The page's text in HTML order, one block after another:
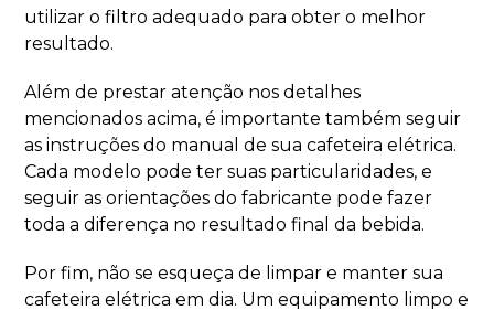
utilizar o filtro adequado para obter o melhor
resultado.
Além de prestar atenção nos detalhes
mencionados acima, é importante também seguir
as instruções do manual de sua cafeteira elétrica.
Cada modelo pode ter suas particularidades, e
seguir as orientações do fabricante pode fazer
toda a diferença no resultado final da bebida.
Por fim, não se esqueça de limpar e manter sua
cafeteira elétrica em dia. Um equipamento limpo e